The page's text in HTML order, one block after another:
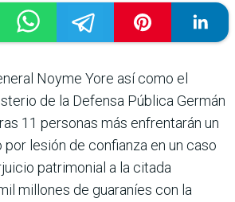
Noyme Yore así como el
de la Defensa Pública Germán
11 personas más enfrentarán un
lesión de confianza en un caso
patrimonial a la citada
millones de guaraníes con la